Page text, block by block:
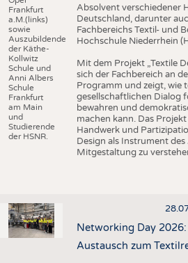
Frankfurt
a.M.(links)
sowie
Auszubildende
der Käthe-
Kollwitz
Schule und
Anni Albers
Schule
Frankfurt
am Main
und
Studierende
der HSNR.
Absolvent verschiedener
Deutschland, darunter
Fachbereichs Textil- und
Hochschule Niederrhein
Mit dem Projekt „Textile
sich der Fachbereich an
Programm und zeigt, wie
gesellschaftlichen Dialog
bewahren und
machen kann. Das
Handwerk und
Design als Instrument
Mitgestaltung zu
Networking Day
Austausch zum